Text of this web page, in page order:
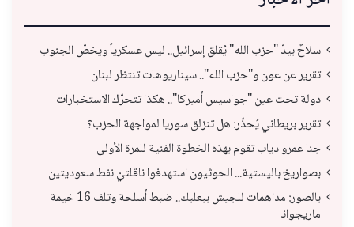
سلاحٌ بيدّ "حزب الله" يُقلق إسرائيل.. ليس عسكرياً ويخصّ الجنوب
تقرير عن عون و"حزب الله".. سيناريوهات تنتظر لبنان
دولة تحت عين "جواسيس أميركا".. هكذا تتحرّك الاستخبارات
تقرير بريطاني يُحذّر: هل تنزلق سوريا لمواجهة الحزب؟
جنا عمرو دياب تقوم بهذه الخطوة الفنية للمرة الأولى
بصواريخ باليستية... الحوثيون استهدفوا ناقلتيّ نفط سعوديتين
بالصور: مداهمات للجيش ببعلبك.. ضبط أسلحة وتلف 16 خيمة
ماريجوانا